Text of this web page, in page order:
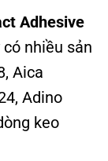
Adhesive
nhiều sản
Aica
Adino
keo